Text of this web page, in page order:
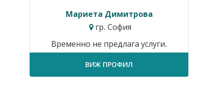
Мариета Димитрова
гр. София
Временно не предлага услуги.
ВИЖ ПРОФИЛ